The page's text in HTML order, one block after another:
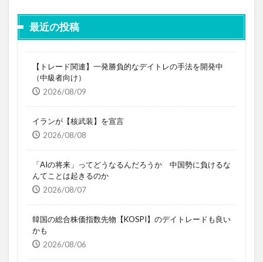
最近の投稿
【トレード関連】一発勝負的なデイトレの手法を開発中
（中級者向け）
2026/08/09
イランが【核武装】を宣言
2026/08/08
「AIの将来」ってどうなるんだろうか 中国勢に負けるな
んてことは起きるのか
2026/08/07
韓国の総合株価指数先物【KOSPI】のデイトレードも良い
かも
2026/08/06